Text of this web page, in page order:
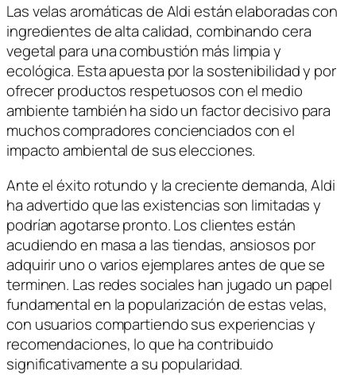
Las velas aromáticas de Aldi están elaboradas con
ingredientes de alta calidad, combinando cera
vegetal para una combustión más limpia y
ecológica. Esta apuesta por la sostenibilidad y por
ofrecer productos respetuosos con el medio
ambiente también ha sido un factor decisivo para
muchos compradores concienciados con el
impacto ambiental de sus elecciones.
Ante el éxito rotundo y la creciente demanda, Aldi
ha advertido que las existencias son limitadas y
podrían agotarse pronto. Los clientes están
acudiendo en masa a las tiendas, ansiosos por
adquirir uno o varios ejemplares antes de que se
terminen. Las redes sociales han jugado un papel
fundamental en la popularización de estas velas,
con usuarios compartiendo sus experiencias y
recomendaciones, lo que ha contribuido
significativamente a su popularidad.